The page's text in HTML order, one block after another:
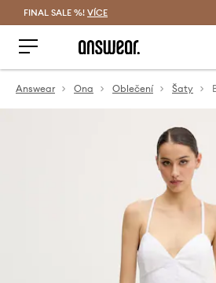
FINAL SALE %! VÍCE
Answear Ona Oblečení Šaty